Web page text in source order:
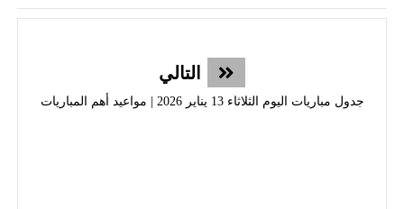
التالي
جدول مباريات اليوم الثلاثاء 13 يناير 2026 | مواعيد أهم المباريات